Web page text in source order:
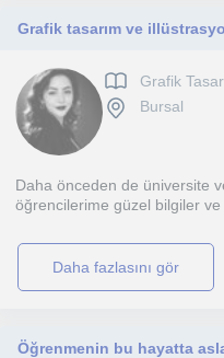
Grafik
Bursal
Daha önceden de üniversite
öğrencilerime güzel bilgiler ve
daha fazlasını gör